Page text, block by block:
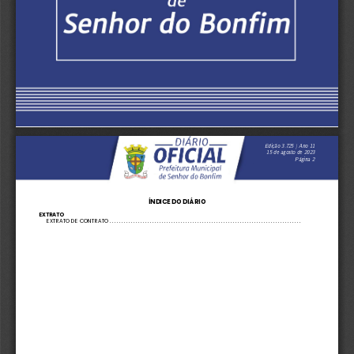
Edição 3.725 | Ano 11
15 de agosto de 2023
Página 2
ÍNDICE DO DIÁRIO
EXTRATO
EXTRATO DE CONTRATO . . . . . . . . . . . . . . . . . . . . . . . . . . . . . . . . . . . . . . . . . . . . . . . . . . . . . . . . . . . . . . . . . . . . . . . . . . . . . . . . .